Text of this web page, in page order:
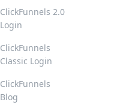
ClickFunnels 2.0
Login
ClickFunnels
Classic Login
ClickFunnels
Blog